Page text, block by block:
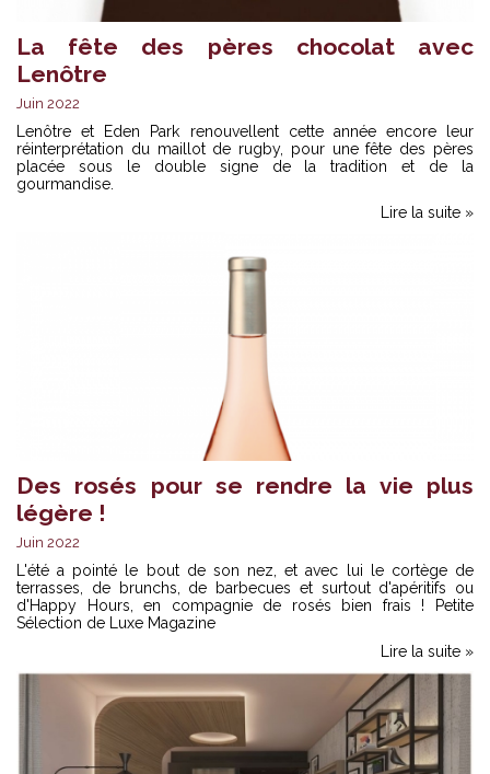
La fête des pères chocolat avec
Lenôtre
Juin 2022
Lenôtre et Eden Park renouvellent cette année encore leur
réinterprétation du maillot de rugby, pour une fête des pères
placée sous le double signe de la tradition et de la
gourmandise.
Lire la suite »
Des rosés pour se rendre la vie plus
légère !
Juin 2022
L'été a pointé le bout de son nez, et avec lui le cortège de
terrasses, de brunchs, de barbecues et surtout d'apéritifs ou
d'Happy Hours, en compagnie de rosés bien frais ! Petite
Sélection de Luxe Magazine
Lire la suite »